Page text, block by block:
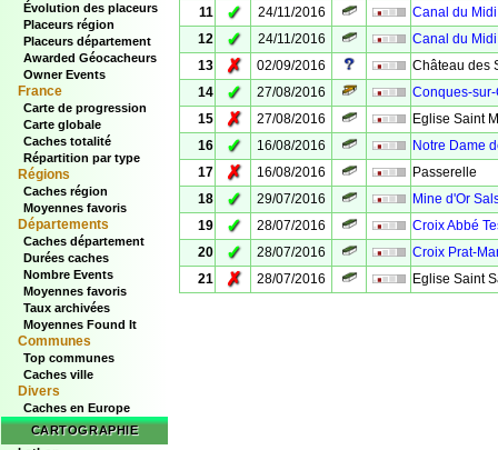
Évolution des placeurs
Placeurs région
Placeurs département
Awarded Géocacheurs
Owner Events
France
Carte de progression
Carte globale
Caches totalité
Répartition par type
Régions
Caches région
Moyennes favoris
Départements
Caches département
Durées caches
Nombre Events
Moyennes favoris
Taux archivées
Moyennes Found It
Communes
Top communes
Caches ville
Divers
Caches en Europe
CARTOGRAPHIE
11
✓ 24/11/2016
Canal du
12
✓ 24/11/2016
Canal du
13
✗ 02/09/2016
Château des
14
✓ 27/08/2016
Conques-
15
✗ 27/08/2016
Eglise Saint
16
✓ 16/08/2016
Notre Dame
17
✗ 16/08/2016
Passerelle
18
✓ 29/07/2016
Mine d'Or
19
✓ 28/07/2016
Croix Abbé
20
✓ 28/07/2016
Croix Prat-
21
✗ 28/07/2016 Eglise Saint